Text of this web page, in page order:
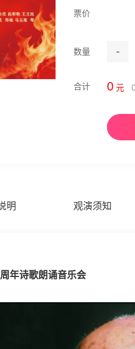
票价
数量 -
合计 0 元 0
明 观演须知
年诗歌朗诵音乐会